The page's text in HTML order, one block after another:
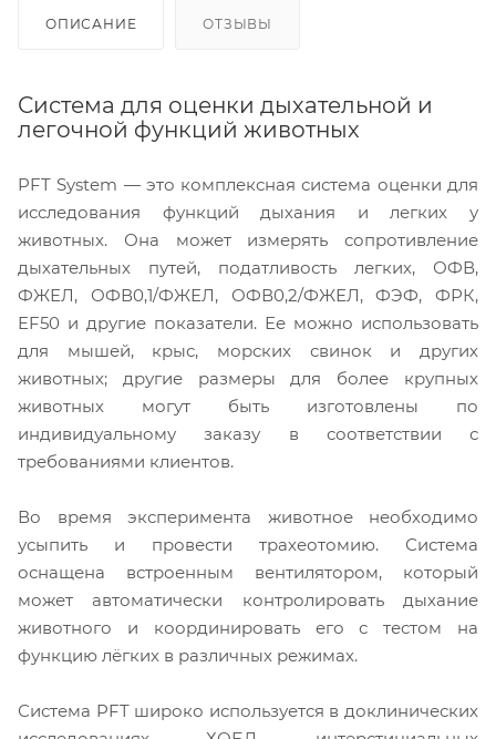
ОПИСАНИЕ ОТЗЫВЫ
Система для оценки дыхательной и
легочной функций животных
PFT System — это комплексная система оценки для
исследования функций дыхания и легких у
животных. Она может измерять сопротивление
дыхательных путей, податливость легких, ОФВ,
ФЖЕЛ, ОФВ0,1/ФЖЕЛ, ОФВ0,2/ФЖЕЛ, ФЭФ, ФРК,
EF50 и другие показатели. Ее можно использовать
для мышей, крыс, морских свинок и других
животных; другие размеры для более крупных
животных могут быть изготовлены по
индивидуальному заказу в соответствии с
требованиями клиентов.
Во время эксперимента животное необходимо
усыпить и провести трахеотомию. Система
оснащена встроенным вентилятором, который
может автоматически контролировать дыхание
животного и координировать его с тестом на
функцию лёгких в различных режимах.
Система PFT широко используется в доклинических